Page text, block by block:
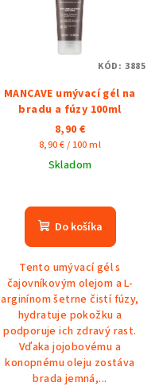
MANCAVE umývací gél na
bradu a fúzy 100ml
8,90 €
Jednotková
cena:
8,90 € / 100 ml
Skladom
Do košíka
Tento umývací gél s
čajovníkovým olejom a L-
arginínom šetrne čistí fúzy,
hydratuje pokožku a
podporuje ich zdravý rast.
Vďaka jojobovému a
konopnému oleju zostáva
brada jemná,...
KÓD: 3885